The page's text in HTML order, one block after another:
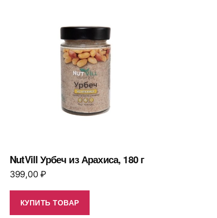
NutVill Урбеч из Арахиса, 180 г
399,00₽
КУПИТЬ ТОВАР